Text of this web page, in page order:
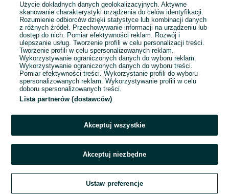
Przejdź na stronę główną
Użycie dokładnych danych geolokalizacyjnych. Aktywne
skanowanie charakterystyki urządzenia do celów identyfikacji.
Rozumienie odbiorców dzięki statystyce lub kombinacji danych
z różnych źródeł. Przechowywanie informacji na urządzeniu lub
dostęp do nich. Pomiar efektywności reklam. Rozwój i
ulepszanie usług. Tworzenie profili w celu personalizacji treści.
Tworzenie profili w celu spersonalizowanych reklam.
Wykorzystywanie ograniczonych danych do wyboru reklam.
Wykorzystywanie ograniczonych danych do wyboru treści.
Pomiar efektywności treści. Wykorzystanie profili do wyboru
spersonalizowanych reklam. Wykorzystywanie profili w celu
doboru spersonalizowanych treści.
Lista partnerów (dostawców)
Akceptuj wszystkie
Akceptuj niezbędne
Ustaw preferencje